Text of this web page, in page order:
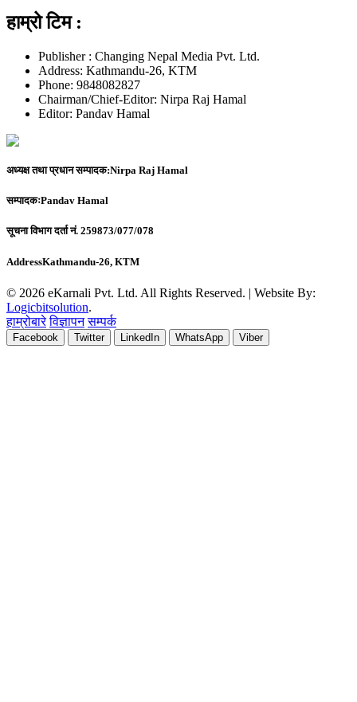
हाम्रो टिम :
Publisher : Changing Nepal Media Pvt. Ltd.
Address: Kathmandu-26, KTM
Phone: 9848082827
Chairman/Chief-Editor: Nirpa Raj Hamal
Editor: Pandav Hamal
अध्यक्ष तथा प्रधान सम्पादक:Nirpa Raj Hamal
सम्पादकःPandav Hamal
सूचना विभाग दर्ता नं. 259873/077/078
AddressKathmandu-26, KTM
© 2026 eKarnali Pvt. Ltd. All Rights Reserved. | Website By:
Logicbitsolution.
हाम्रोबारे विज्ञापन सम्पर्क
Facebook Twitter LinkedIn WhatsApp Viber